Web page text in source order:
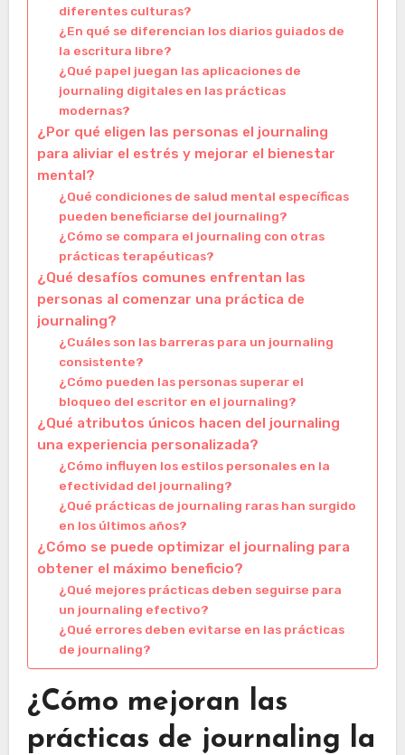
diferentes culturas?
¿En qué se diferencian los diarios guiados de
la escritura libre?
¿Qué papel juegan las aplicaciones de
journaling digitales en las prácticas
modernas?
¿Por qué eligen las personas el journaling
para aliviar el estrés y mejorar el bienestar
mental?
¿Qué condiciones de salud mental específicas
pueden beneficiarse del journaling?
¿Cómo se compara el journaling con otras
prácticas terapéuticas?
¿Qué desafíos comunes enfrentan las
personas al comenzar una práctica de
journaling?
¿Cuáles son las barreras para un journaling
consistente?
¿Cómo pueden las personas superar el
bloqueo del escritor en el journaling?
¿Qué atributos únicos hacen del journaling
una experiencia personalizada?
¿Cómo influyen los estilos personales en la
efectividad del journaling?
¿Qué prácticas de journaling raras han surgido
en los últimos años?
¿Cómo se puede optimizar el journaling para
obtener el máximo beneficio?
¿Qué mejores prácticas deben seguirse para
un journaling efectivo?
¿Qué errores deben evitarse en las prácticas
de journaling?
¿Cómo mejoran las
prácticas de journaling la